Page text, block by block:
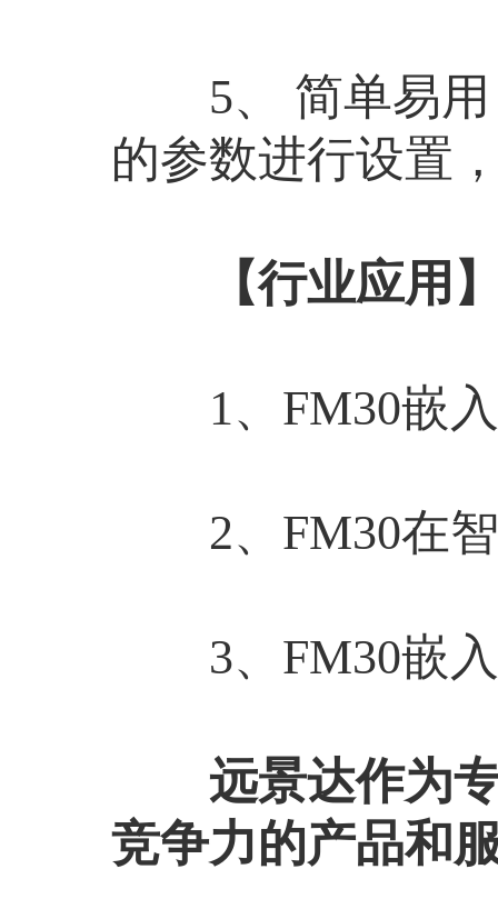
5、 简单易用
的参数进行设置
【行业应用
1、FM30嵌入
2、FM30在智
3、FM30嵌入
远景达作为专
竞争力的产品和